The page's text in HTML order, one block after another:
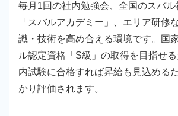
毎月1回の社内勉強会、全国のスバル
「スバルアカデミー」、エリア研修
識・技術を高め合える環境です。国
ル認定資格「S級」の取得を目指せ
内試験に合格すれば昇給も見込める
かり評価されます。